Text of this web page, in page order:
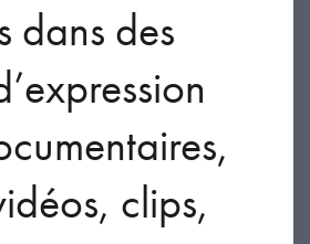
dans des
clips,